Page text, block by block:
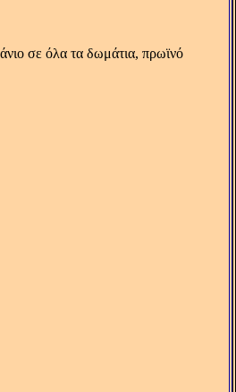
σε όλα τα δωμάτια, πρωϊνό